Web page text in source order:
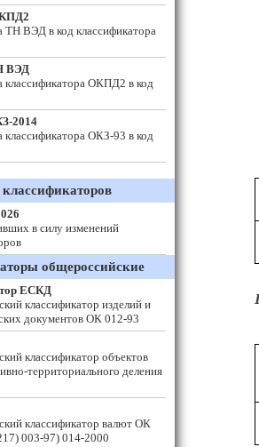
ТН ВЭД в код классификатора
ВЭД
классификатора ОКПД2 в код
2014
классификатора ОКЗ-93 в код
в силу изменений
общероссийские
ЕСКД
классификатор изделий и
документов ОК 012-93
классификатор объектов
территориального деления
классификатор валют ОК
003-97) 014-2000